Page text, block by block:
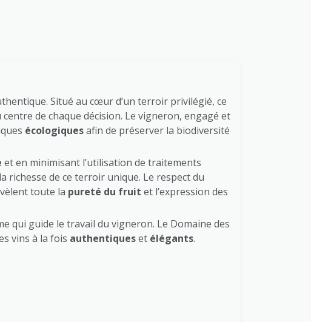
Situé au cœur d’un terroir privilégié, ce
de chaque décision. Le vigneron, engagé et
écologiquesafin de préserver la biodiversité
et en minimisant l’utilisation de traitements
richesse de ce terroir unique. Le respect du
toute la pureté du fruit et l’expression des
qui guide le travail du vigneron. Le Domaine des
vins à la fois authentiqueset élégants.